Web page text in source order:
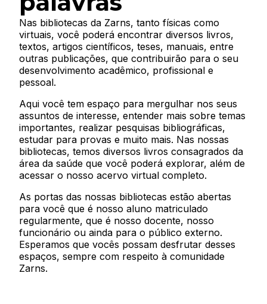
Nas bibliotecas da Zarns, tanto físicas como
virtuais, você poderá encontrar diversos livros,
textos, artigos científicos, teses, manuais, entre
outras publicações, que contribuirão para o seu
desenvolvimento acadêmico, profissional e
pessoal.
Aqui você tem espaço para mergulhar nos seus
assuntos de interesse, entender mais sobre temas
importantes, realizar pesquisas bibliográficas,
estudar para provas e muito mais. Nas nossas
bibliotecas, temos diversos livros consagrados da
área da saúde que você poderá explorar, além de
acessar o nosso acervo virtual completo.
As portas das nossas bibliotecas estão abertas
para você que é nosso aluno matriculado
regularmente, que é nosso docente, nosso
funcionário ou ainda para o público externo.
Esperamos que vocês possam desfrutar desses
espaços, sempre com respeito à comunidade
Zarns.